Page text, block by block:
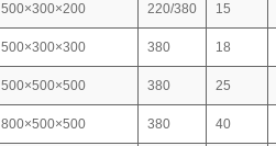
500×300×200 220/380 15
500×300×300 380 18
500×500×500 380 25
800×500×500 380 40